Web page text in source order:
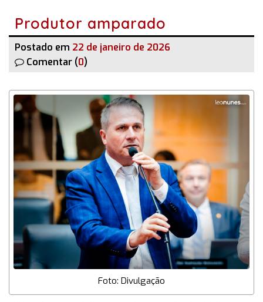
Produtor amparado
Postado em 22 de janeiro de 2026
Comentar (0)
Foto: Divulgação